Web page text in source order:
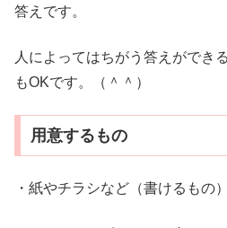
答えです。
人によってはちがう答えができ
もOKです。（＾＾）
用意するもの
・紙やチラシなど（書けるもの）